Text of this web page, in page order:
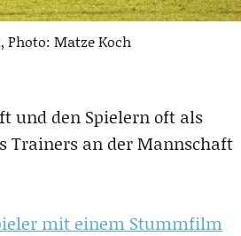
Matze Koch
und den Spielern oft als
Trainers an der Mannschaft
mit einem Stummfilm